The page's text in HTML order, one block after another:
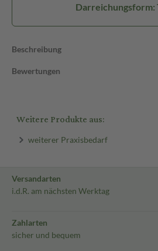
Darreichungsform:
Beschreibung
Bewertungen
Weitere Produkte aus:
weiterer Praxisbedarf
Versandarten
i.d.R. am nächsten Werktag
Zahlarten
sicher und bequem